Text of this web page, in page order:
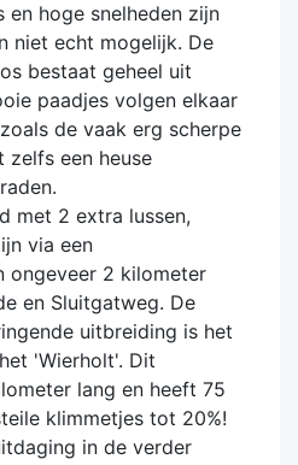
hoge snelheden zijn
niet echt mogelijk. De
bestaat geheel uit
paadjes volgen elkaar
de vaak erg scherpe
zelfs een heuse
met 2 extra lussen,
via een
ongeveer 2 kilometer
en Sluitgatweg. De
uitbreiding is het
'Wierholt'. Dit
lang en heeft 75
klimmetjes tot 20%!
in de verder